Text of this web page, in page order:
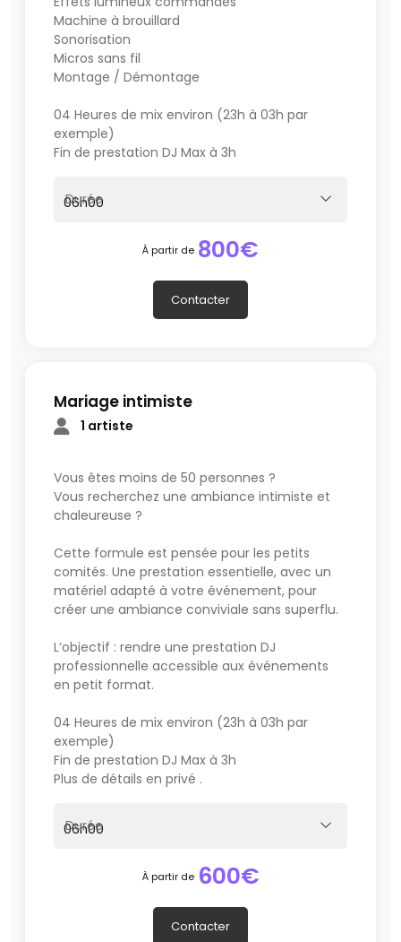
Machine à brouillard
Sonorisation
Micros sans fil
Montage / Démontage
04 Heures de mix environ (23h à 03h par
exemple)
Fin de prestation DJ Max à 3h
Durée
À partir de 800€
Contacter
Mariage intimiste
1 artiste
Vous êtes moins de 50 personnes ?
Vous recherchez une ambiance intimiste et
chaleureuse ?
Cette formule est pensée pour les petits
comités. Une prestation essentielle, avec un
matériel adapté à votre événement, pour
créer une ambiance conviviale sans superflu.
L’objectif : rendre une prestation DJ
professionnelle accessible aux événements
en petit format.
04 Heures de mix environ (23h à 03h par
exemple)
Fin de prestation DJ Max à 3h
Plus de détails en privé .
Durée
À partir de 600€
Contacter